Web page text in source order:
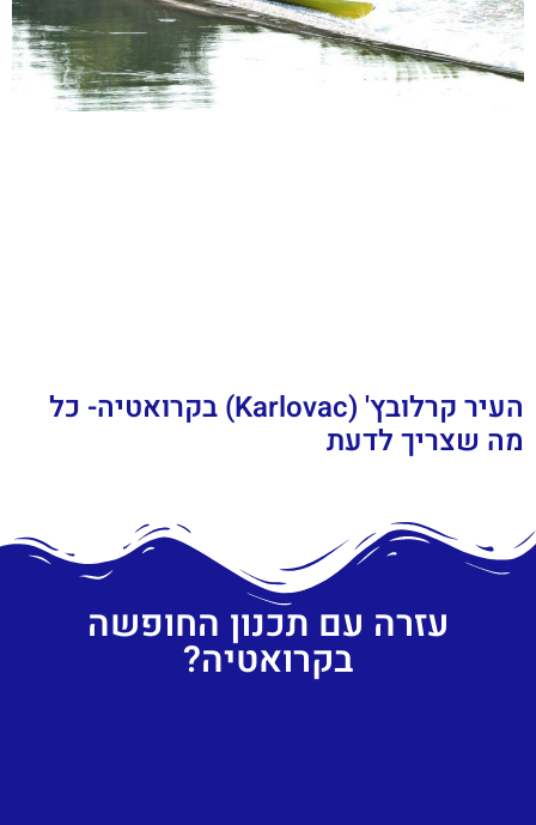
העיר קרלובץ' (Karlovac) בקרואטיה- כל
מה שצריך לדעת
עזרה עם תכנון החופשה
בקרואטיה?